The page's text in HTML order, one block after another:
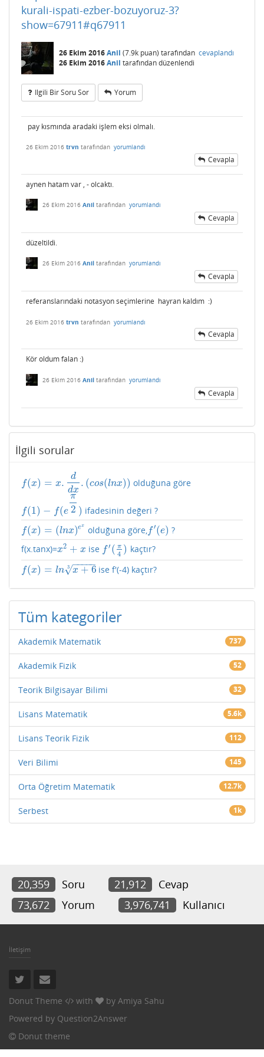
kurali-ispati-ezber-bozuyoruz-3?
show=67911#q67911
26 Ekim 2016Anil (7.9k puan) tarafından cevaplandı
26 Ekim 2016Anil tarafındandüzenlendi
Ilgili Bir Soru Sor Yorum
pay kısmında aradaki işlem eksi olmalı.
26 Ekim 2016 trvn tarafından yorumlandı
Cevapla
aynen hatam var , - olcaktı.
26 Ekim 2016 Anil tarafından yorumlandı
Cevapla
düzeltildi.
26 Ekim 2016 Anil tarafından yorumlandı
Cevapla
referanslarındaki notasyon seçimlerine hayran kaldım :)
26 Ekim 2016 trvn tarafından yorumlandı
Cevapla
Kör oldum falan :)
26 Ekim 2016 Anil tarafından yorumlandı
Cevapla
İlgili sorular
f(x) = x.
d
dx
. (cos(lnx))
f(x)=x dd x.( cos(lnx)) olduğuna göre
f(1) − f(e
π
2 )
f(1)−f eπ 2) ifadesinin değeri ?
f(x) = (lnx)ex
f(x)=( nx ex olduğuna göre,f′(e)
f′(e)
?
f(x.tanx)=x2 + x
x2+x ise f′ ( π
4 )
f′(π 4) kaçtır?
f(x) = ln x + 6
− −
−−−
√
3
f(x)=l nx+ 63 ise f'(-4) kaçtır?
Tüm kategoriler
Akademik Matematik 737
Akademik Fizik 52
Teorik Bilgisayar Bilimi 32
Lisans Matematik 5.6k
Lisans Teorik Fizik 112
Veri Bilimi 145
Orta Öğretim Matematik 12.7k
Serbest 1k
20,359 Soru 21,912
Cevap
73,672
Yorum 3,976,741 Kullanıcı
İletişim
Donut Theme with by Amiya Sahu
Powered by Question2Answer
Donut theme